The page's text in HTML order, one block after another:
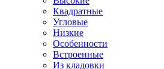
Квадратные
Угловые
Низкие
Особенности
Встроенные
Из кладовки